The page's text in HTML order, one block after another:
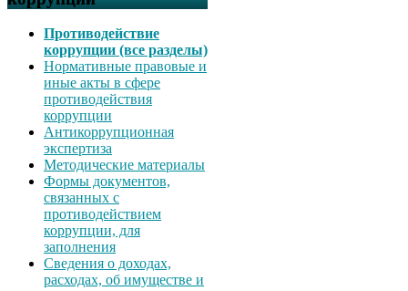
Противодействие
коррупции (все разделы)
Нормативные правовые и
иные акты в сфере
противодействия
коррупции
Антикоррупционная
экспертиза
Методические материалы
Формы документов,
связанных с
противодействием
коррупции, для
заполнения
Сведения о доходах,
расходах, об имуществе и